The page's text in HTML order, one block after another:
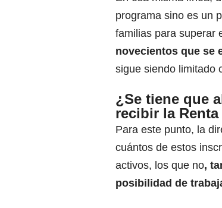
programa sino es un
familias para superar
novecientos que se
sigue siendo limitado
¿Se tiene que
recibir la
Para este punto, la
cuántos de estos
activos, los que no,
posibilidad de